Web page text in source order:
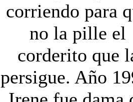
corriendo para
no la pille el
corderito que
persigue. Año